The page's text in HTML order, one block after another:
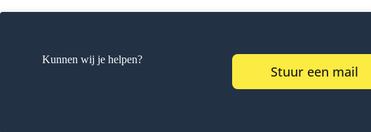
Kunnen wij je helpen?
Stuur een mail